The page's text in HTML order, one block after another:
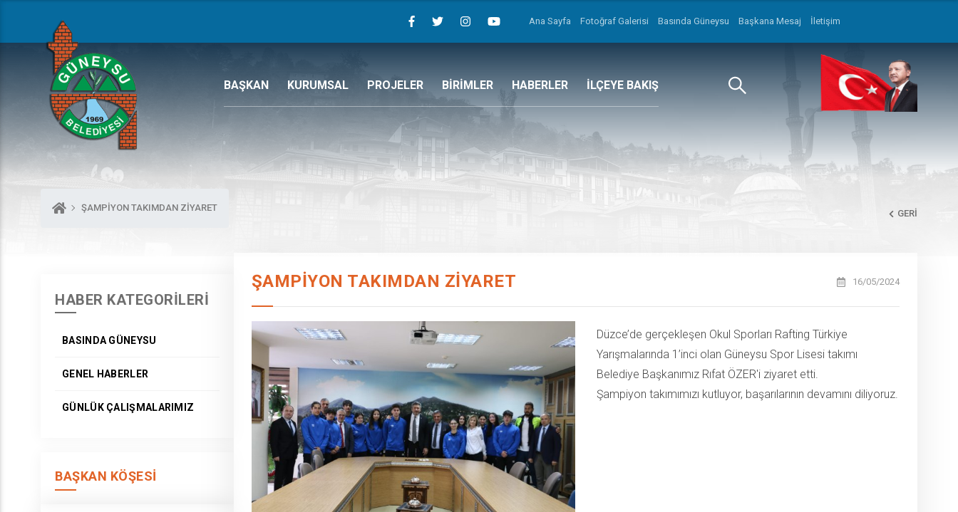
Ana Sayfa Fotoğraf Galerisi Basında Güneysu Başkana Mesaj İletişim
BAŞKAN KURUMSAL PROJELER BİRİMLER HABERLER İLÇEYE BAKIŞ
ŞAMPİYON TAKIMDAN ZİYARET
GERI
HABER KATEGORİLERİ
BASINDA GÜNEYSU
GENEL HABERLER
GÜNLÜK ÇALIŞMALARIMIZ
BAŞKAN KÖŞESI
ŞAMPİYON TAKIMDAN ZİYARET 16/05/2024
Düzce’de gerçekleşen Okul Sporları Rafting Türkiye
Yarışmalarında 1’inci olan Güneysu Spor Lisesi takımı
Belediye Başkanımız Rıfat ÖZER'i ziyaret etti.
Şampiyon takımımızı kutluyor, başarılarının devamını diliyoruz.